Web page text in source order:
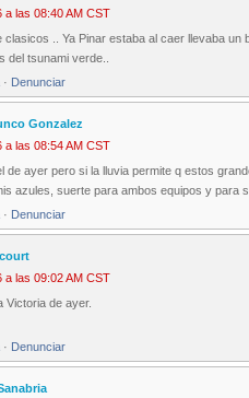
a las 08:40 AM CST
clasicos .. Ya Pinar estaba al caer llevaba
del tsunami verde..
· Denunciar
Gonzalez
a las 08:54 AM CST
de ayer pero si la lluvia permite q estos
azules, suerte para ambos equipos y para
· Denunciar
a las 09:02 AM CST
Victoria de ayer.
· Denunciar